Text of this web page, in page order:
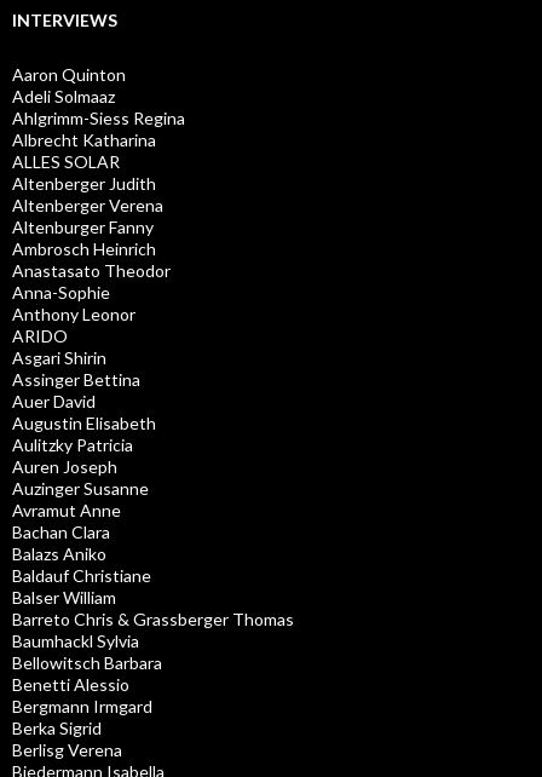
INTERVIEWS
Aaron Quinton
Adeli Solmaaz
Ahlgrimm-Siess Regina
Albrecht Katharina
ALLES SOLAR
Altenberger Judith
Altenberger Verena
Altenburger Fanny
Ambrosch Heinrich
Anastasato Theodor
Anna-Sophie
Anthony Leonor
ARIDO
Asgari Shirin
Assinger Bettina
Auer David
Augustin Elisabeth
Aulitzky Patricia
Auren Joseph
Auzinger Susanne
Avramut Anne
Bachan Clara
Balazs Aniko
Baldauf Christiane
Balser William
Barreto Chris & Grassberger Thomas
Baumhackl Sylvia
Bellowitsch Barbara
Benetti Alessio
Bergmann Irmgard
Berka Sigrid
Berlisg Verena
Biedermann Isabella